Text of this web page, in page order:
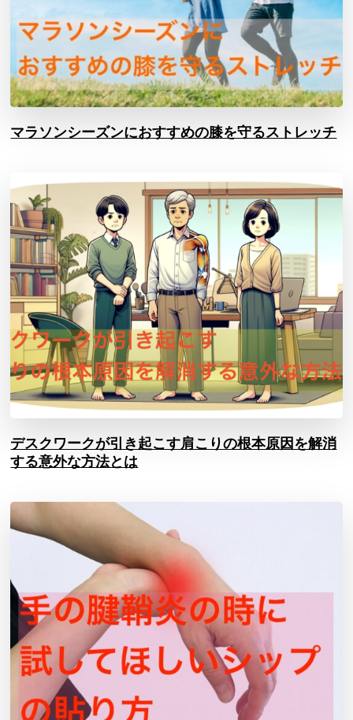
マラソンシーズンにおすすめの膝を守るストレッチ
デスクワークが引き起こす肩こりの根本原因を解消
する意外な方法とは